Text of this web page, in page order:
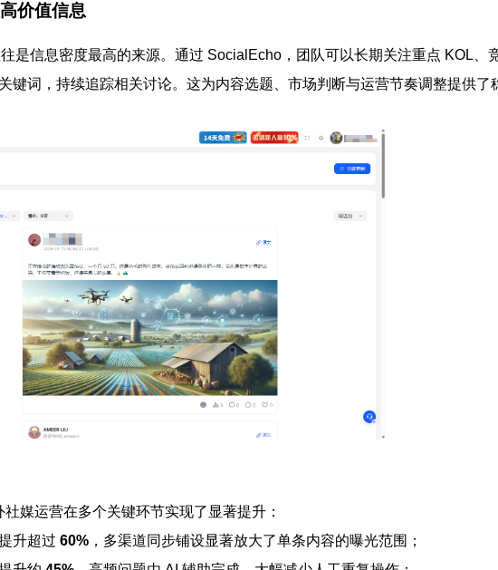
价值信息
是信息密度最高的来源。通过 SocialEcho，团队可以长期关注重点 KOL、
键词，持续追踪相关讨论。这为内容选题、市场判断与运营节奏调整提供了
媒运营在多个关键环节实现了显著提升：
升超过 60% ，多渠道同步铺设显著放大了单条内容的曝光范围；